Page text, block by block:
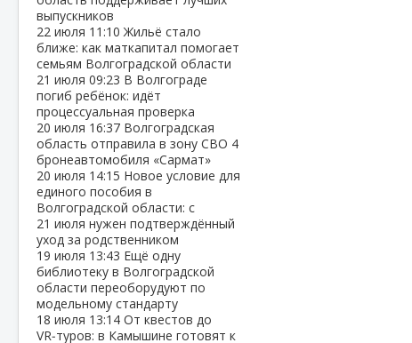
выпускников
22 июля 11:10Жильё стало
ближе: как маткапитал помогает
семьям Волгоградской области
21 июля 09:23 В Волгограде
погиб ребёнок: идёт
процессуальная проверка
20 июля 16:37 Волгоградская
область отправила в зону СВО 4
бронеавтомобиля «Сармат»
20 июля 14:15 Новое условие для
единого пособия в
Волгоградской области: с
21 июля нужен подтверждённый
уход за родственником
19 июля 13:43 Ещё одну
библиотеку в Волгоградской
области переоборудуют по
модельному стандарту
18 июля 13:14 От квестов до
VR‑туров: в Камышине готовят к